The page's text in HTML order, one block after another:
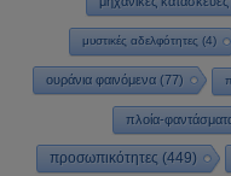
μυστικές αδελφότητες (4)
ουράνια φαινόμενα(77)
πλοία-
προσωπικότητες (449)